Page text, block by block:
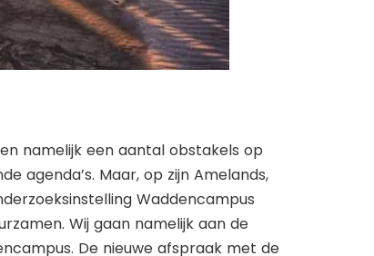
namelijk een aantal obstakels op
agenda’s. Maar, op zijn Amelands,
Waddencampus
Wij gaan namelijk aan de
De nieuwe afspraak met de